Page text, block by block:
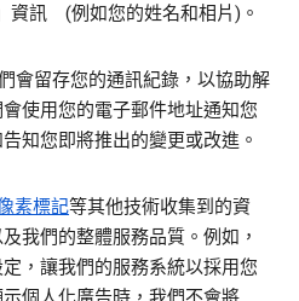
資訊 (例如您的姓名和相片)。
會留存您的通訊紀錄，以協助解
使用您的電子郵件地址通知您
知您即將推出的變更或改進。
素標記等其他技術收集到的資
我們的整體服務品質。例如，
，讓我們的服務系統以採用您